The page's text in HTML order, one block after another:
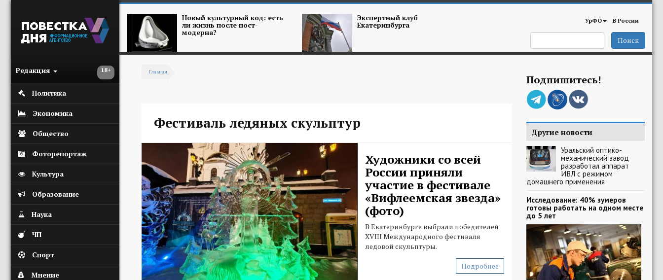
18+
Редакция
Политика
Экономика
Общество
Фоторепортаж
Культура
Образование
Наука
ЧП
Спорт
Мнение
Новый культурный код: есть
ли жизнь после пост-
модерна?
Экспертный клуб
Екатеринбурга УрФО В России
Поиск
Главная
Фестиваль ледяных скульптур
Художники со всей
России приняли
участие в фестивале
«Вифлеемская звезда»
(фото)
В Екатеринбурге выбрали победителей
XVIII Международного фестиваля
ледовой скульптуры.
Подробнее
Подпишитесь!
Другие новости
Уральский оптико-
механический завод
разработал аппарат
ИВЛ с режимом
домашнего применения
Исследование: 40% зумеров
готовы работать на одном месте
до 5 лет